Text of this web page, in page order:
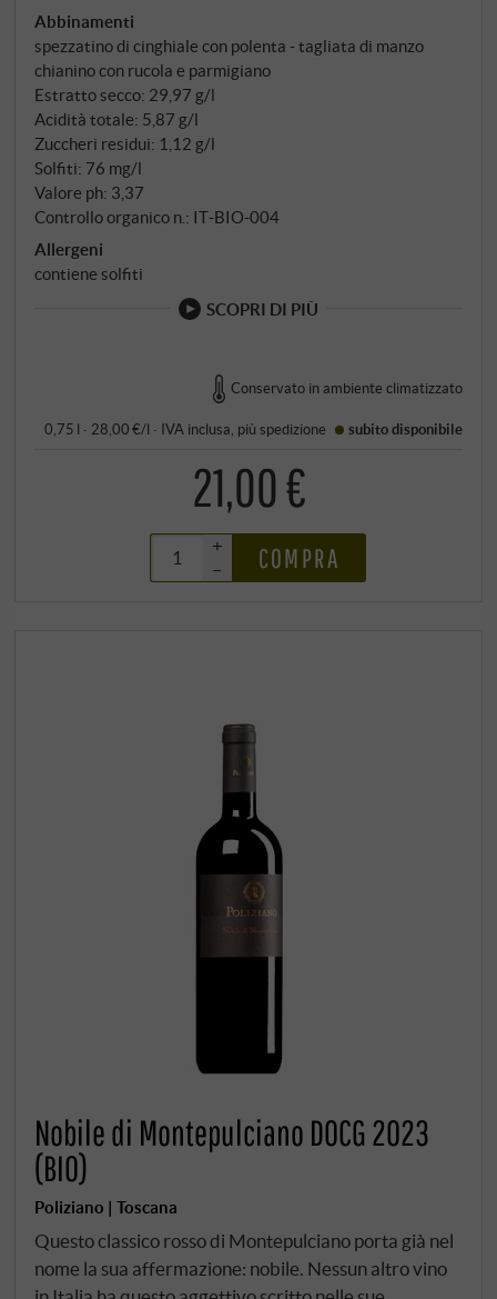
Abbinamenti
spezzatino di cinghiale con polenta ‑ tagliata di manzo
chianino con rucola e parmigiano
Estratto secco: 29,97 g/l
Acidità totale: 5,87 g/l
Zuccheri residui: 1,12 g/l
Solfiti: 76 mg/l
Valore ph: 3,37
Controllo organico n.: IT‑BIO‑004
Allergeni
contiene solfiti
SCOPRI DI PIÙ
Conservato in ambiente climatizzato
0,75 l · 28,00 €/l · IVA inclusa , piùspedizione subito disponibile
21,00 €
+
–
COMPRA
Nobile di Montepulciano DOCG 2023
(BIO)
Poliziano | Toscana
Questo classico rosso di Montepulciano porta già nel
nome la sua affermazione: nobile. Nessun altro vino